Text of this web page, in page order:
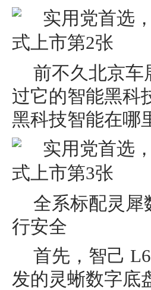
前不久北京车
过它的智能黑科
黑科技智能在哪
全系标配灵
行安全
首先，智己
发的灵蜥数字底